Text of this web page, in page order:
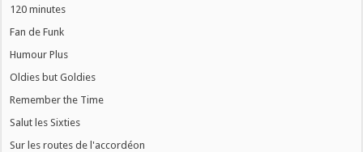
120 minutes
Fan de Funk
Humour Plus
Oldies but Goldies
Remember the Time
Salut les Sixties
Sur les routes de l'accordéon